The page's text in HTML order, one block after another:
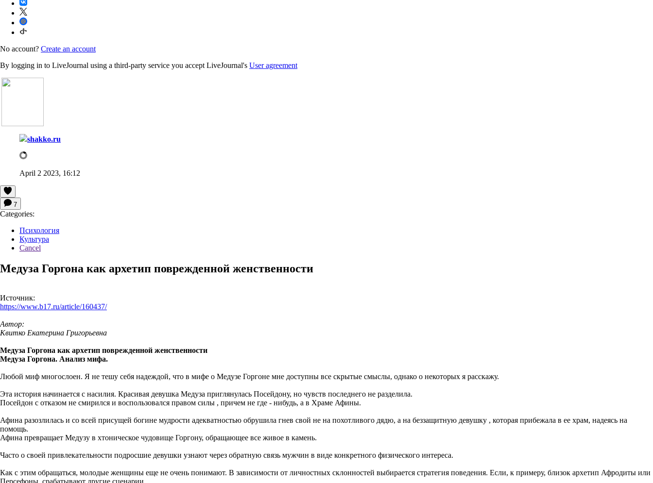
No account? Create an account
By logging in to LiveJournal using a third-party service you accept LiveJournal's User agreement
shakko.ru
April 2 2023, 16:12
7
Categories:
Психология
Культура
Cancel
Медуза Горгона как архетип поврежденной женственности
Источник:
https://www.b17.ru/article/160437/
Автор:
Квитко Екатерина Григорьевна
Медуза Горгона как архетип поврежденной женственности
Медуза Горгона. Анализ мифа.
Любой миф многослоен. Я не тешу себя надеждой, что в мифе о Медузе Горгоне мне доступны все скрытые смыслы, однако о некоторых я расскажу.
Эта история начинается с насилия. Красивая девушка Медуза приглянулась Посейдону, но чувств последнего не разделила.
Посейдон с отказом не смирился и воспользовался правом силы , причем не где - нибудь, а в Храме Афины.
Афина разозлилась и со всей присущей богине мудрости адекватностью обрушила гнев свой не на похотливого дядю, а на беззащитную девушку , которая прибежала в ее храм, надеясь на
помощь.
Афина превращает Медузу в хтоническое чудовище Горгону, обращающее все живое в камень.
Часто о своей привлекательности подросшие девушки узнают через обратную связь мужчин в виде конкретного физического интереса.
Как с этим обращаться, молодые женщины еще не очень понимают. В зависимости от личностных склонностей выбирается стратегия поведения. Если, к примеру, близок архетип Афродиты или
Персефоны, срабатывают другие сценарии.